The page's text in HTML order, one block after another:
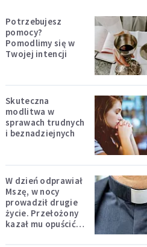
Potrzebujesz
pomocy?
Pomodlimy się w
Twojej intencji
Skuteczna
modlitwa w
sprawach trudnych
i beznadziejnych
W dzień odprawiał
Mszę, w nocy
prowadził drugie
życie. Przełożony
kazał mu opuścić